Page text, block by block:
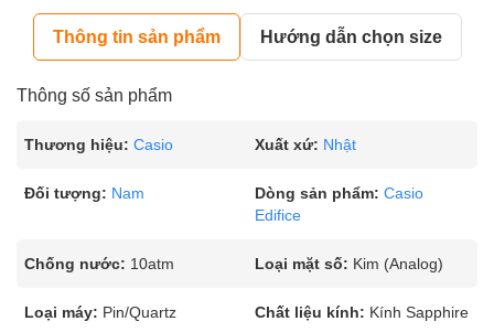
Thông tin sản phẩm Hướng dẫn chọn size
Thông số sản phẩm
Thương hiệu: Casio Xuất xứ: Nhật
Đối tượng: Nam Dòng sản phẩm: Casio
Edifice
Chống nước: 10atm Loại mặt số: Kim (Analog)
Loại máy: Pin/Quartz Chất liệu kính: Kính Sapphire